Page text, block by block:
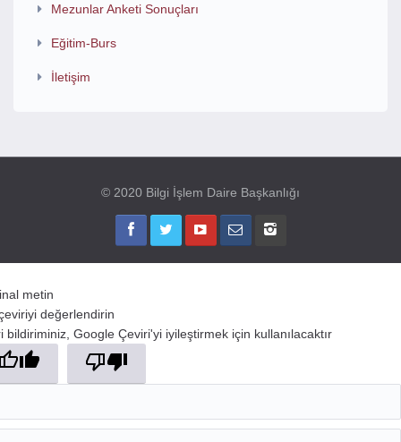
Mezunlar Anketi Sonuçları
Eğitim-Burs
İletişim
© 2020 Bilgi İşlem Daire Başkanlığı
metin
değerlendirin
bildiriminiz, Google Çeviri'yi iyileştirmek için kullanılacaktır